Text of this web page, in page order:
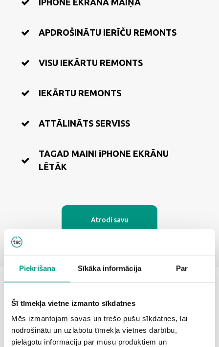
Piekrišana Sīkāka informācija Par
Šī tīmekļa vietne izmanto sīkdatnes
Mēs izmantojam savas un trešo pušu sīkdatnes, lai
nodrošinātu un uzlabotu tīmekļa vietnes darbību,
pielāgotu informāciju par mūsu produktiem un
APDROŠINĀTU IERĪČU REMONTS
VISU IEKĀRTU REMONTS
IEKĀRTU REMONTS
ATTĀLINĀTS SERVISS
TAGAD MAINI iPHONE EKRĀNU
LĒTĀK
Atrodi savu
Padomi